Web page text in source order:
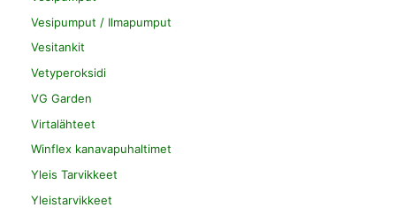
Vesipumput / Ilmapumput
Vesitankit
Vetyperoksidi
VG Garden
Virtalähteet
Winflex kanavapuhaltimet
Yleis Tarvikkeet
Yleistarvikkeet